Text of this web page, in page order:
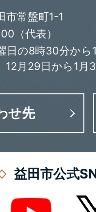
常盤町1-1
（代表）
日の8時30分から
12月29日から1月
せ先
益田市公式
Youtube X